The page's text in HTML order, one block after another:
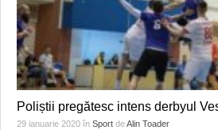
Poliștii pregătesc intens derbyul
29 ianuarie 2020 în Sport deAlin Toader